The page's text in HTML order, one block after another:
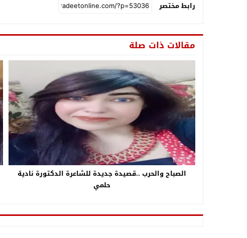
رابط مختصر
مقالات ذات صلة
الصباح والحرب ..قصيدة جديدة للشاعرة الدكتورة نادية
حلمي